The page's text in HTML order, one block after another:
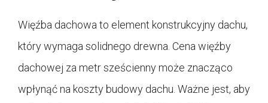
Więźba dachowa to element konstrukcyjny dachu,
który wymaga solidnego drewna. Cena więźby
dachowej za metr sześcienny może znacząco
wpłynąć na koszty budowy dachu. Ważne jest, aby